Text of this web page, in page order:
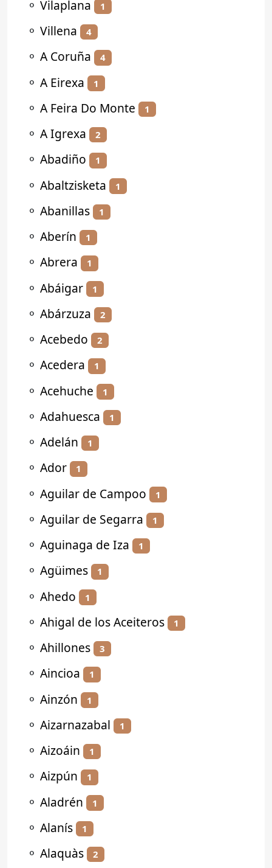
⚬ Vilaplana 1
⚬ Villena 4
⚬ A Coruña 4
⚬ A Eirexa 1
⚬ A Feira Do Monte 1
⚬ A Igrexa 2
⚬ Abadiño 1
⚬ Abaltzisketa 1
⚬ Abanillas 1
⚬ Aberín 1
⚬ Abrera 1
⚬ Abáigar 1
⚬ Abárzuza 2
⚬ Acebedo 2
⚬ Acedera 1
⚬ Acehuche 1
⚬ Adahuesca 1
⚬ Adelán 1
⚬ Ador 1
⚬ Aguilar de Campoo 1
⚬ Aguilar de Segarra 1
⚬ Aguinaga de Iza 1
⚬ Agüimes 1
⚬ Ahedo 1
⚬ Ahigal de los Aceiteros 1
⚬ Ahillones 3
⚬ Aincioa 1
⚬ Ainzón 1
⚬ Aizarnazabal 1
⚬ Aizoáin 1
⚬ Aizpún 1
⚬ Aladrén 1
⚬ Alanís 1
⚬ Alaquàs 2